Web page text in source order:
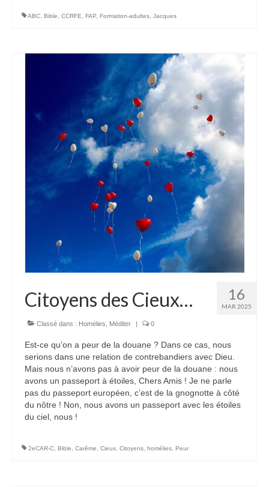
ABC Bible CCRFE FAP Formation-adultes Jacques
16
MAR 2025
Citoyens des Cieux…
Classé dans : Homélies Méditer | 0
Est-ce qu’on a peur de la douane ? Dans ce cas, nous
serions dans une relation de contrebandiers avec Dieu.
Mais nous n’avons pas à avoir peur de la douane : nous
avons un passeport à étoiles, Chers Amis ! Je ne parle
pas du passeport européen, c’est de la gnognotte à côté
du nôtre ! Non, nous avons un passeport avec les étoiles
du ciel, nous !
2eCAR-C Bible Carême Cieux Citoyens homélies Peur